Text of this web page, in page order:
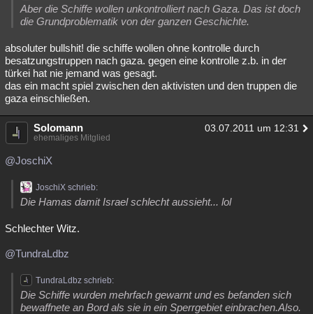
Aber die Schiffe wollen unkontrolliert nach Gaza. Das ist doch
die Grundproblematik von der ganzen Geschichte.
absoluter bullshit! die schiffe wollen ohne kontrolle durch
besatzungstruppen nach gaza. gegen eine kontrolle z.b. in der
türkei hat nie jemand was gesagt.
das ein macht spiel zwischen den aktivisten und den truppen die
gaza einschließen.
Solomann 03.07.2011 um 12:31
ehemaliges Mitglied
@JoschiX
JoschiX schrieb:
Die Hamas damit Israel schlecht aussieht... lol
Schlechter Witz.
@TundraLdbz
TundraLdbz schrieb:
Die Schiffe wurden mehrfach gewarnt und es befanden sich
bewaffnete an Bord als sie in ein Sperrgebiet einbrachen.Also.